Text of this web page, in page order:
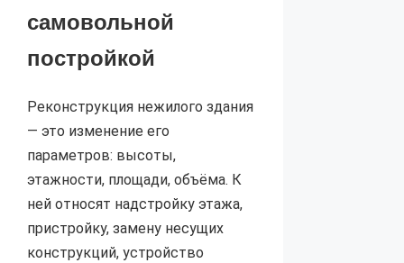
самовольной
постройкой
Реконструкция нежилого здания
— это изменение его
параметров: высоты,
этажности, площади, объёма. К
ней относят надстройку этажа,
пристройку, замену несущих
конструкций, устройство